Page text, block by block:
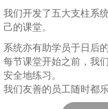
我们开发了五大支柱系
己的课堂。
系统亦有助学员于日后
每节课堂开始之前，我
安全地练习。
我们友善的员工随时都